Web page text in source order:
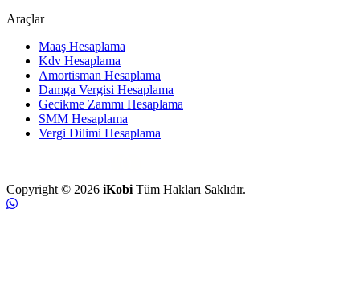
Araçlar
Maaş Hesaplama
Kdv Hesaplama
Amortisman Hesaplama
Damga Vergisi Hesaplama
Gecikme Zammı Hesaplama
SMM Hesaplama
Vergi Dilimi Hesaplama
Copyright © 2026 iKobiTüm Hakları Saklıdır.